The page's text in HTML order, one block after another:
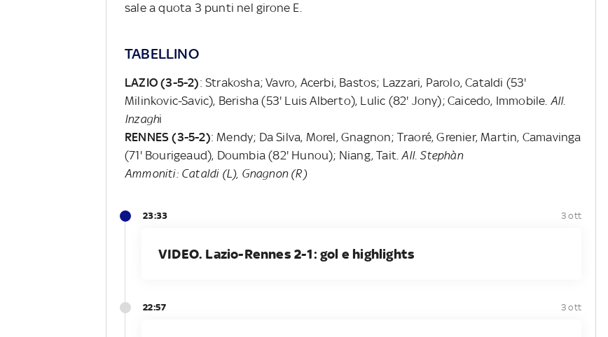
sale a quota 3 punti nel girone E.
TABELLINO
LAZIO (3-5-2): Strakosha; Vavro, Acerbi, Bastos; Lazzari, Parolo, Cataldi (53'
Milinkovic-Savic), Berisha (53' Luis Alberto), Lulic (82' Jony); Caicedo, Immobile. All.
Inzaghi
RENNES (3-5-2): Mendy; Da Silva, Morel, Gnagnon; Traoré, Grenier, Martin, Camavinga
(71' Bourigeaud), Doumbia (82' Hunou); Niang, Tait.All. Stephàn
Ammoniti: Cataldi (L), Gnagnon (R)
23:33 3 ott
VIDEO. Lazio-Rennes 2-1: gol e highlights
22:57 3 ott